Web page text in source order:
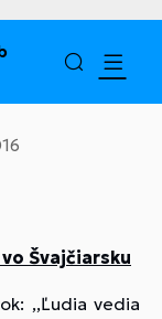
Švajčiarsku
,,Ľudia vedia